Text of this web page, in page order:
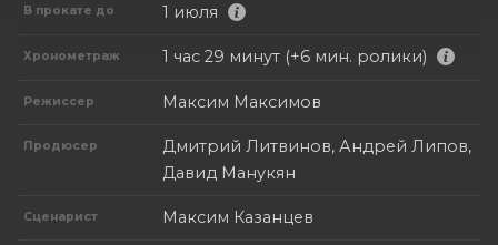
В прокате до 1 июля
Хронометраж 1 час 29 минут (+6 мин. ролики)
Режиссер Максим Максимов
Продюсер
Дмитрий Литвинов, Андрей Липов,
Давид Манукян
Сценарист Максим Казанцев